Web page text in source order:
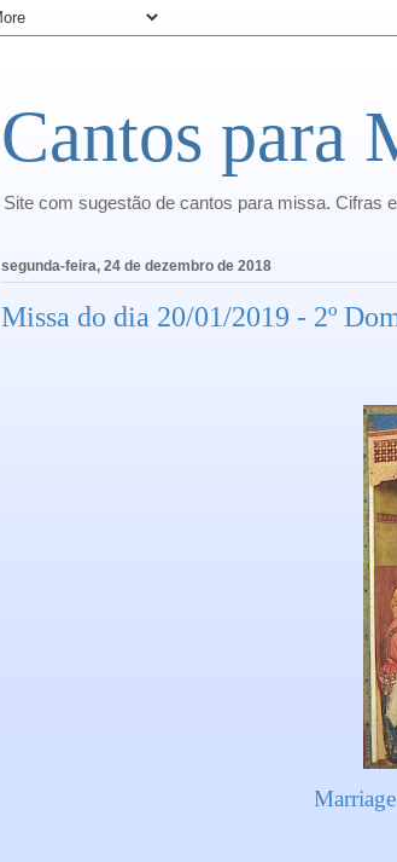
Cantos para
Site com sugestão de cantos para missa. Cifras
segunda-feira, 24 de dezembro de 2018
Missa do dia 20/01/2019 - 2º